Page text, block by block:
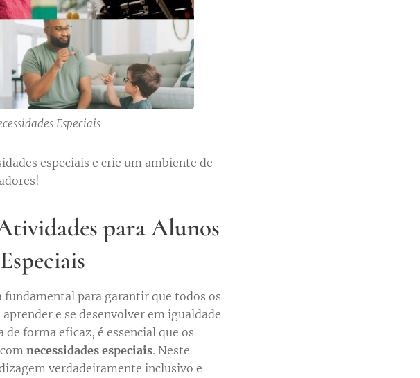
Especiais
especiais e crie um ambiente de
para Alunos
para garantir que todos os
e se desenvolver em igualdade
de forma eficaz, é essencial que os
necessidades especiais. Neste
verdadeiramente inclusivo e